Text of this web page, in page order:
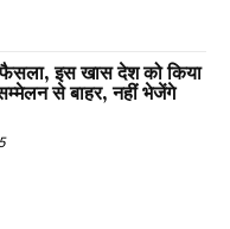
फैसला, इस खास देश को किया
से बाहर, नहीं भेजेंगे